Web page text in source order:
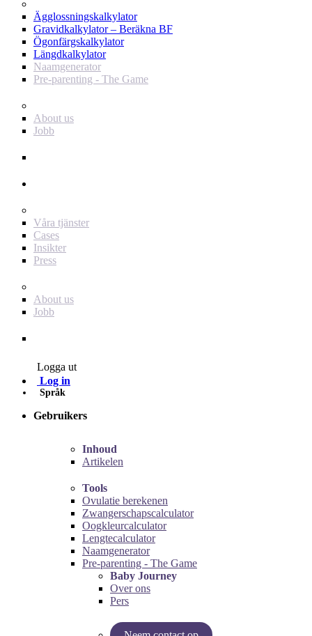
Ägglossningskalkylator
Gravidkalkylator – Beräkna BF
Ögonfärgskalkylator
Längdkalkylator
Naamgenerator
Pre-parenting - The Game
About us
Jobb
Våra tjänster
Cases
Insikter
Press
About us
Jobb
Logga ut
Log in
Språk
Gebruikers
Inhoud
Artikelen
Tools
Ovulatie berekenen
Zwangerschapscalculator
Oogkleurcalculator
Lengtecalculator
Naamgenerator
Pre-parenting - The Game
Baby Journey
Over ons
Pers